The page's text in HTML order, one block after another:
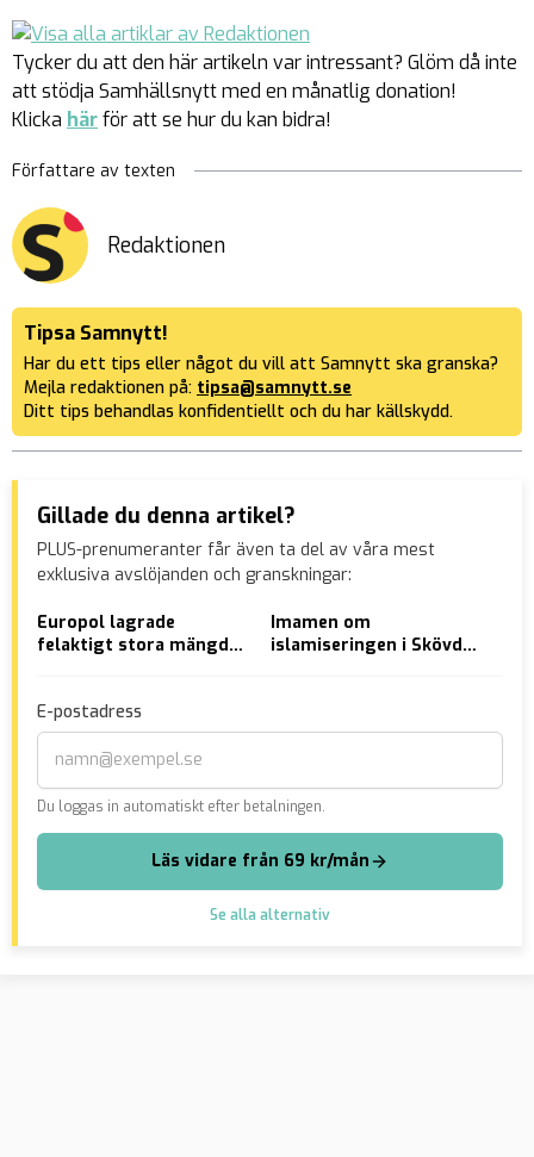
Tycker du att den här artikeln var intressant? Glöm då inte
att stödja Samhällsnytt med en månatlig donation!
Klicka härför att se hur du kan bidra!
Författare av texten
Redaktionen
Tipsa Samnytt!
Har du ett tips eller något du vill att Samnytt ska granska?
Mejla redaktionen på: tipsa@samnytt.se
Ditt tips behandlas konfidentiellt och du har källskydd.
Gillade du denna artikel?
PLUS-prenumeranter får även ta del av våra mest
exklusiva avslöjanden och granskningar:
Europol lagrade
felaktigt stora mängder
Imamen om
islamiseringen i Skövde:
E-postadress
Du loggas in automatiskt efter betalningen.
Läs vidare från 69 kr/mån
Se alla alternativ